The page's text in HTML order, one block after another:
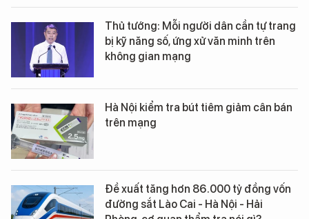
Thủ tướng: Mỗi người dân cần tự trang
bị kỹ năng số, ứng xử văn minh trên
không gian mạng
Hà Nội kiểm tra bút tiêm giảm cân bán
trên mạng
Đề xuất tăng hơn 86.000 tỷ đồng vốn
đường sắt Lào Cai - Hà Nội - Hải